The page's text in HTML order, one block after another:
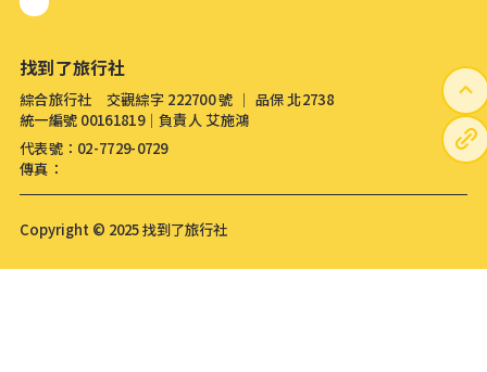
找到了旅行社
綜合旅行社 交觀綜字 222700 號 │ 品保 北2738
統一編號 00161819│負責人 艾施鴻
代表號：02-7729-0729
傳真：
Copyright © 2025 找到了旅行社